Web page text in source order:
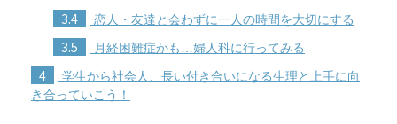
3.4 恋人・友達と会わずに一人の時間を大切にする
3.5 月経困難症かも…婦人科に行ってみる
4
学生から社会人、長い付き合いになる生理と上手に向
き合っていこう！